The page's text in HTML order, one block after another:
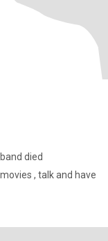
died